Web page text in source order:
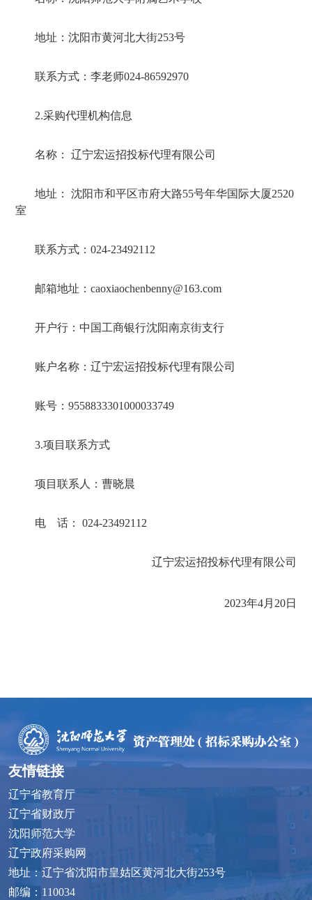
地址：沈阳市黄河北大街253号
联系方式：李老师024-86592970
2.采购代理机构信息
名称： 辽宁宏运招投标代理有限公司
地址： 沈阳市和平区市府大路55号年华国际大厦2520
室
联系方式： 024-23492112
邮箱地址： caoxiaochenbenny@163.com
开户行：中国工商银行沈阳南京街支行
账户名称：辽宁宏运招投标代理有限公司
账号： 9558833301000033749
3.项目联系方式
项目联系人：曹晓晨
电 话： 024-23492112
辽宁宏运招投标代理有限公司
2023年4月 20日
友情链接
辽宁省教育厅
辽宁省财政厅
沈阳师范大学
辽宁政府采购网
地址：辽宁省沈阳市皇姑区黄河北大街253号
邮编：110034